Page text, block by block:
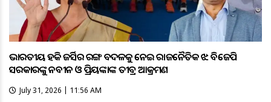
ଭାରତୀୟ ହକି ଜର୍ସିର ରଙ୍ଗ ବଦଳକୁ ନେଇ ରାଜନୈତିକ ଝଡ଼: ବିଜେପି
ସରକାରଙ୍କୁ ନବୀନ ଓ ପ୍ରିୟଙ୍କାଙ୍କ ତୀବ୍ର ଆକ୍ରମଣ
July 31, 2026 | 11:56 AM